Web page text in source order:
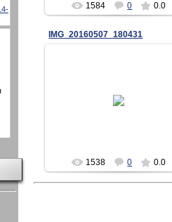
1584 0 0.0
IMG_20160507_180431
1538 0 0.0